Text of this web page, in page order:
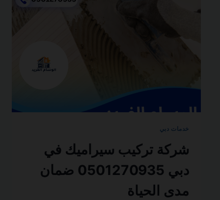
خدمات دبي
شركة تركيب سيراميك في
دبي 0501270935 ضمان
مدى الحياة